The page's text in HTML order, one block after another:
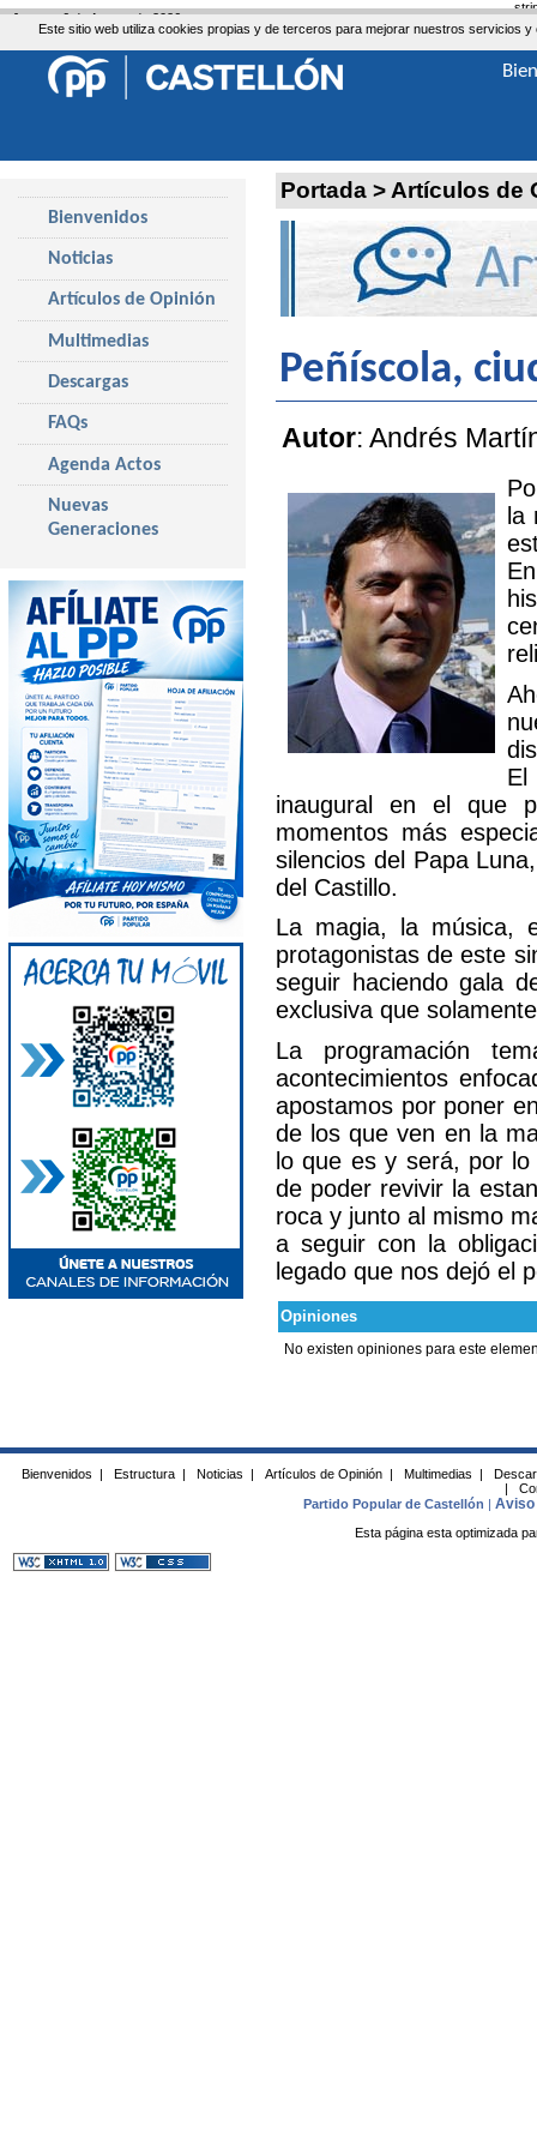
Este sitio web utiliza cookies propias y de terceros para mejorar nuestros servicios
Portada > Artículos de
Peñíscola,
Autor: Andrés
la
El
inaugural en el que
momentos más
silencios del Papa
del Castillo.
La magia, la música,
protagonistas de este
seguir haciendo gala
exclusiva que
La programación
acontecimientos
apostamos por poner
de los que ven en la
lo que es y será, por
de poder revivir la
roca y junto al mismo
a seguir con la
legado que nos dejó el
Opiniones
No existen opiniones para este
Bienvenidos
Noticias
Artículos de Opinión
Multimedias
Descargas
FAQs
Agenda Actos
Nuevas
Generaciones
Jueves, 6 de Agosto de 2026
Bienvenidos | Estructura | Noticias | Artículos de Opinión | Multimedias |
|
Partido Popular de Castellón |Aviso
Esta página esta optimizada